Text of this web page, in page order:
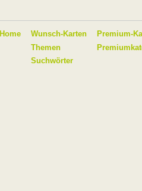
Home
Wunsch-Karten
Themen
Suchwörter
Premium-